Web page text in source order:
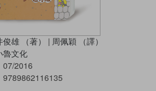
雄 （著） | 周佩穎 （譯）
魯文化
07/2016
9789862116135